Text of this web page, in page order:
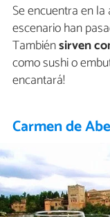
Se encuentra en
escenario han
Tambiénsirven
como sushi o
encantará!
Carmen de